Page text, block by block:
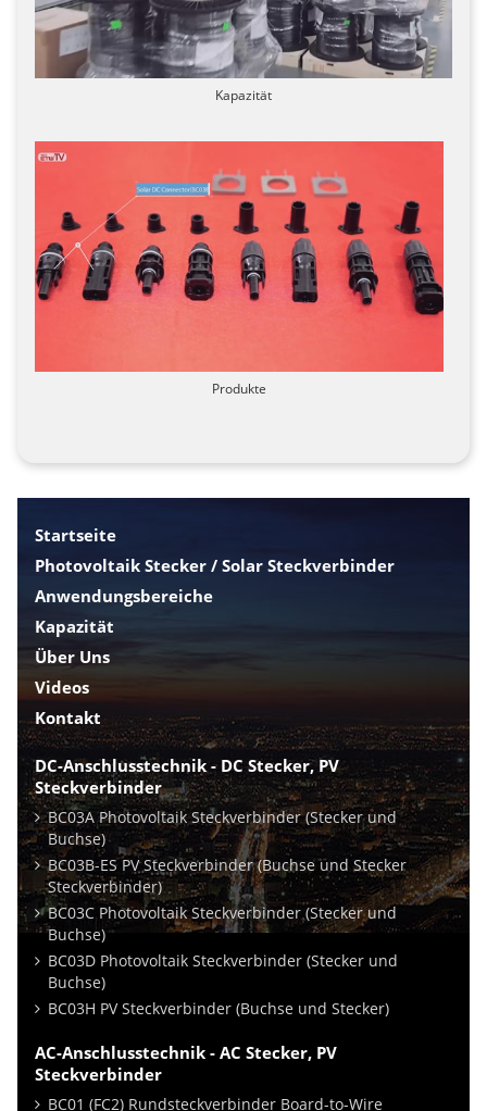
Kapazität
Produkte
Startseite
Photovoltaik Stecker / Solar Steckverbinder
Anwendungsbereiche
Kapazität
Über Uns
Videos
Kontakt
DC-Anschlusstechnik - DC Stecker, PV
Steckverbinder
BC03A Photovoltaik Steckverbinder (Stecker und
Buchse)
BC03B-ES PV Steckverbinder (Buchse und Stecker
Steckverbinder)
BC03C Photovoltaik Steckverbinder (Stecker und
Buchse)
BC03D Photovoltaik Steckverbinder (Stecker und
Buchse)
BC03H PV Steckverbinder (Buchse und Stecker)
AC-Anschlusstechnik - AC Stecker, PV
Steckverbinder
BC01 (FC2) Rundsteckverbinder Board-to-Wire